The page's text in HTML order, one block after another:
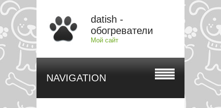
datish -
обогреватели
Мой сайт
NAVIGATION